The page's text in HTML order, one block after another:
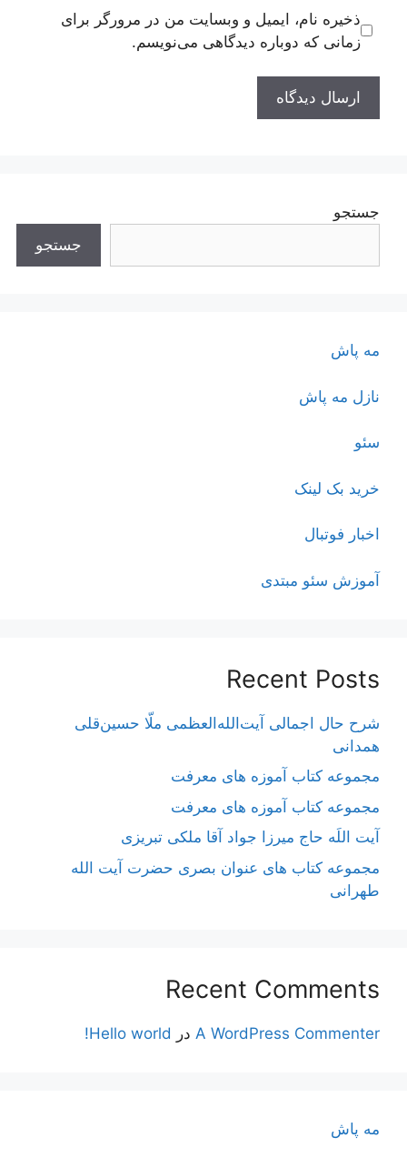
ذخیره نام، ایمیل و وبسایت من در مرورگر برای
زمانی که دوباره دیدگاهی می‌نویسم.
جستجو
جستجو
مه پاش
نازل مه پاش
سئو
خرید بک لینک
اخبار فوتبال
آموزش سئو مبتدی
Recent Posts
شرح حال اجمالی آیت‌الله‌العظمی ملّا حسین‌قلی
همدانی
مجموعه کتاب آموزه های معرفت
مجموعه کتاب آموزه های معرفت
آیت اللَه حاج میرزا جواد آقا ملکی تبریزی
مجموعه کتاب های عنوان بصری حضرت آیت الله
طهرانی
Recent Comments
A WordPress Commenter در Hello world!
مه پاش